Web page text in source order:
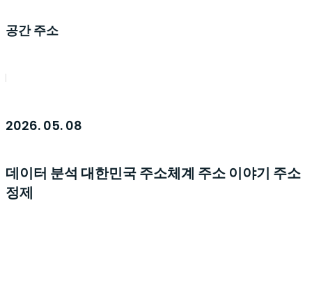
공간 주소
2026. 05. 08
데이터 분석 대한민국 주소체계 주소 이야기 주소
정제